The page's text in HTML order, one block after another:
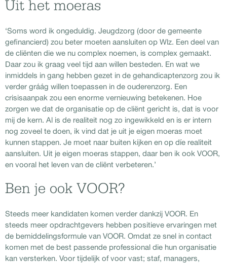
Uit het moeras
‘Soms word ik ongeduldig. Jeugdzorg (door de gemeente
gefinancierd) zou beter moeten aansluiten op Wlz. Een deel van
de cliënten die we nu complex noemen, is complex gemaakt.
Daar zou ik graag veel tijd aan willen besteden. En wat we
inmiddels in gang hebben gezet in de gehandicaptenzorg zou ik
verder gráág willen toepassen in de ouderenzorg. Een
crisisaanpak zou een enorme vernieuwing betekenen. Hoe
zorgen we dat de organisatie op de cliënt gericht is, dat is voor
mij de kern. Al is de realiteit nog zo ingewikkeld en is er intern
nog zoveel te doen, ik vind dat je uit je eigen moeras moet
kunnen stappen. Je moet naar buiten kijken en op díe realiteit
aansluiten. Uit je eigen moeras stappen, daar ben ik ook VOOR,
en vooral het leven van de cliënt verbeteren.’
Ben je ook VOOR?
Steeds meer kandidaten komen verder dankzij VOOR. En
steeds meer opdrachtgevers hebben positieve ervaringen met
de bemiddelingsformule van VOOR. Omdat ze snel in contact
komen met de best passende professional die hun organisatie
kan versterken. Voor tijdelijk of voor vast; staf, managers,